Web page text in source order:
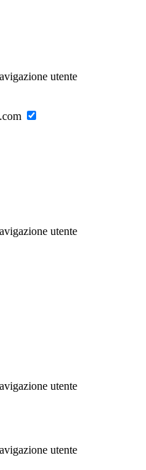
utente
utente
utente
utente